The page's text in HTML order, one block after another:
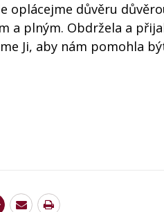
oplácejme důvěru
a plným. Obdržela a
Ji, aby nám pomohla